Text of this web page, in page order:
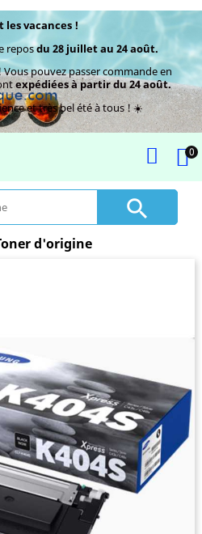
les vacances !
reposdu 28 juillet au 24 août.
pouvez passer commande en
expédiées à partir du 24 août.
et très bel été à tous ! ☀️
0

d'origine